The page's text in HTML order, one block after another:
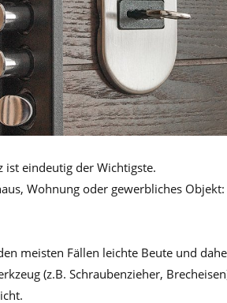
ist eindeutig der Wichtigste.
Wohnung oder gewerbliches
meisten Fällen leichte Beute und
(z.B. Schraubenzieher,